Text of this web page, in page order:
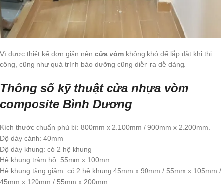
Vì được thiết kế đơn giản nên cửa vòm không khó để lắp đặt khi thi
công, cũng như quá trình bảo dưỡng cũng diễn ra dễ dàng.
Thông số kỹ thuật cửa nhựa vòm
composite Bình Dương
Kích thước chuẩn phủ bì: 800mm x 2.100mm / 900mm x 2.200mm.
Độ dày cánh: 40mm
Độ dày khung: có 2 hệ khung
Hệ khung trám hồ: 55mm x 100mm
Hệ khung tăng giảm: có 2 hệ khung 45mm x 90mm / 55mm x 105mm /
45mm x 120mm / 55mm x 200mm